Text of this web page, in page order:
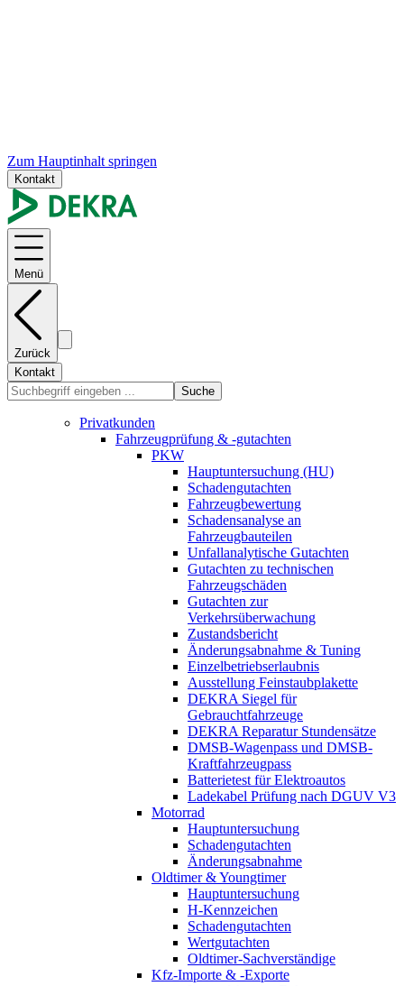
Zum Hauptinhalt springen
Kontakt
Menü
Zurück
Kontakt
Suche
Privatkunden
Fahrzeugprüfung & -gutachten
PKW
Hauptuntersuchung (HU)
Schadengutachten
Fahrzeugbewertung
Schadensanalyse an
Fahrzeugbauteilen
Unfallanalytische Gutachten
Gutachten zu technischen
Fahrzeugschäden
Gutachten zur
Verkehrsüberwachung
Zustandsbericht
Änderungsabnahme & Tuning
Einzelbetriebserlaubnis
Ausstellung Feinstaubplakette
DEKRA Siegel für
Gebrauchtfahrzeuge
DEKRA Reparatur Stundensätze
DMSB-Wagenpass und DMSB-
Kraftfahrzeugpass
Batterietest für Elektroautos
Ladekabel Prüfung nach DGUV V3
Motorrad
Hauptuntersuchung
Schadengutachten
Änderungsabnahme
Oldtimer & Youngtimer
Hauptuntersuchung
H-Kennzeichen
Schadengutachten
Wertgutachten
Oldtimer-Sachverständige
Kfz-Importe & -Exporte